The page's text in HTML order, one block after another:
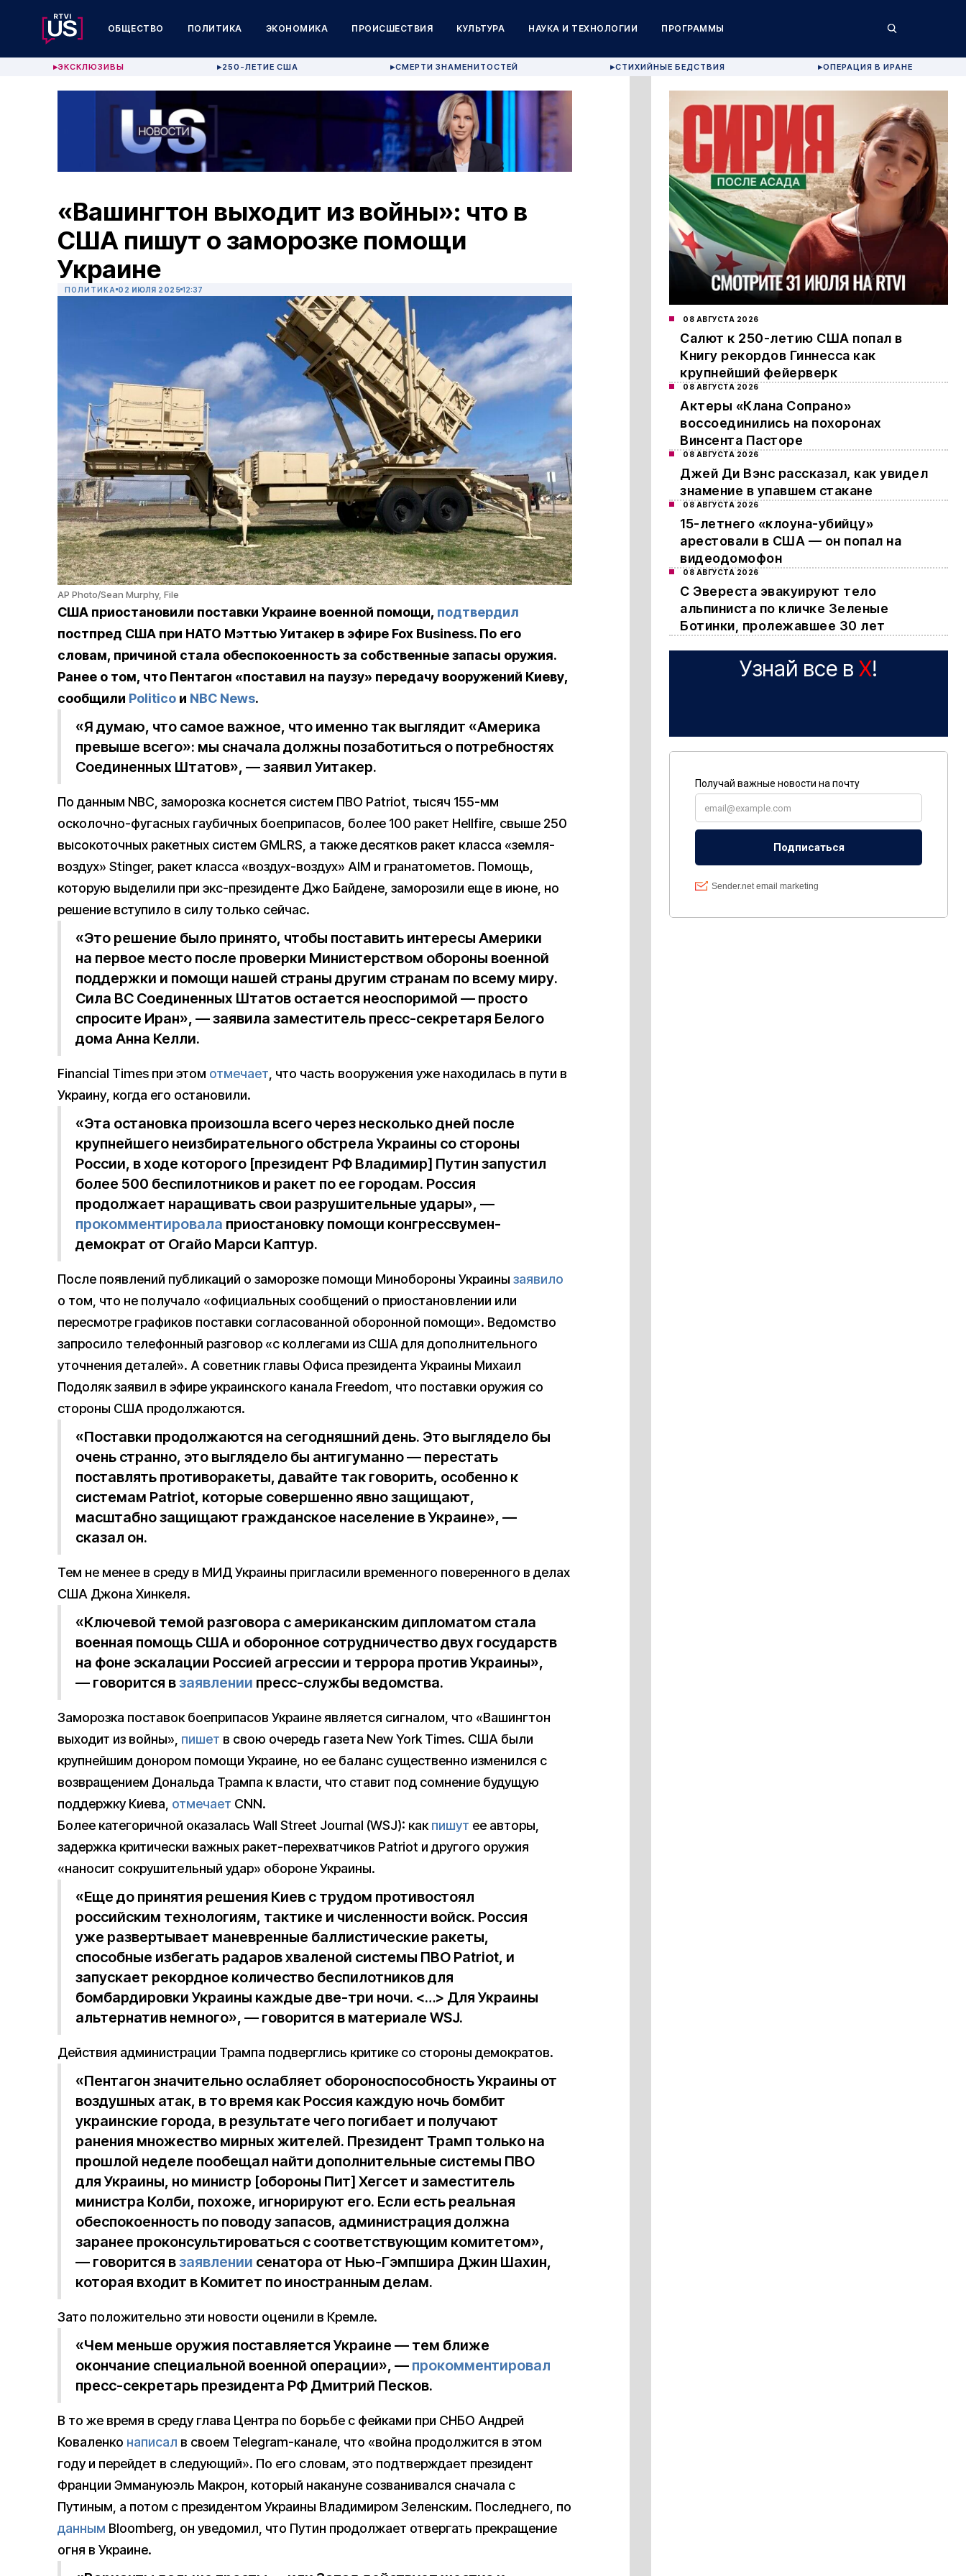
ОБЩЕСТВО ПОЛИТИКА ЭКОНОМИКА ПРОИСШЕСТВИЯ КУЛЬТУРА НАУКА И ТЕХНОЛОГИИ ПРОГРАММЫ
▶ЭКСКЛЮЗИВЫ ▶250-ЛЕТИЕ США ▶СМЕРТИ ЗНАМЕНИТОСТЕЙ ▶СТИХИЙНЫЕ БЕДСТВИЯ ▶ОПЕРАЦИЯ В ИРАНЕ
«Вашингтон выходит из войны»: что в
США пишут о заморозке помощи
Украине
ПОЛИТИКА 02 ИЮЛЯ 2025 12:37
AP Photo/Sean Murphy, File
США приостановили поставки Украине военной помощи, подтвердил
постпред США при НАТО Мэттью Уитакер в эфире Fox Business. По его
словам, причиной стала обеспокоенность за собственные запасы оружия.
Ранее о том, что Пентагон «поставил на паузу» передачу вооружений Киеву,
сообщили Politico и NBC News.
«Я думаю, что самое важное, что именно так выглядит «Америка
превыше всего»: мы сначала должны позаботиться о потребностях
Соединенных Штатов», — заявил Уитакер.
По данным NBC, заморозка коснется систем ПВО Patriot, тысяч 155-мм
осколочно-фугасных гаубичных боеприпасов, более 100 ракет Hellfire, свыше 250
высокоточных ракетных систем GMLRS, а также десятков ракет класса «земля-
воздух» Stinger, ракет класса «воздух-воздух» AIM и гранатометов. Помощь,
которую выделили при экс-президенте Джо Байдене, заморозили еще в июне, но
решение вступило в силу только сейчас.
«Это решение было принято, чтобы поставить интересы Америки
на первое место после проверки Министерством обороны военной
поддержки и помощи нашей страны другим странам по всему миру.
Сила ВС Соединенных Штатов остается неоспоримой — просто
спросите Иран», — заявила заместитель пресс-секретаря Белого
дома Анна Келли.
Financial Times при этом отмечает, что часть вооружения уже находилась в пути в
Украину, когда его остановили.
«Эта остановка произошла всего через несколько дней после
крупнейшего неизбирательного обстрела Украины со стороны
России, в ходе которого [президент РФ Владимир] Путин запустил
более 500 беспилотников и ракет по ее городам. Россия
продолжает наращивать свои разрушительные удары», —
прокомментировала приостановку помощи конгрессвумен-
демократ от Огайо Марси Каптур.
После появлений публикаций о заморозке помощи Минобороны Украины заявило
о том, что не получало «официальных сообщений о приостановлении или
пересмотре графиков поставки согласованной оборонной помощи». Ведомство
запросило телефонный разговор «с коллегами из США для дополнительного
уточнения деталей». А советник главы Офиса президента Украины Михаил
Подоляк заявил в эфире украинского канала Freedom, что поставки оружия со
стороны США продолжаются.
«Поставки продолжаются на сегодняшний день. Это выглядело бы
очень странно, это выглядело бы антигуманно — перестать
поставлять противоракеты, давайте так говорить, особенно к
системам Patriot, которые совершенно явно защищают,
масштабно защищают гражданское население в Украине», —
сказал он.
Тем не менее в среду в МИД Украины пригласили временного поверенного в делах
США Джона Хинкеля.
«Ключевой темой разговора с американским дипломатом стала
военная помощь США и оборонное сотрудничество двух государств
на фоне эскалации Россией агрессии и террора против Украины»,
— говорится взаявлении пресс-службы ведомства.
Заморозка поставок боеприпасов Украине является сигналом, что «Вашингтон
выходит из войны», пишет в свою очередь газета New York Times. США были
крупнейшим донором помощи Украине, но ее баланс существенно изменился с
возвращением Дональда Трампа к власти, что ставит под сомнение будущую
поддержку Киева, отмечает CNN.
Более категоричной оказалась Wall Street Journal (WSJ): какпишут ее авторы,
задержка критически важных ракет-перехватчиков Patriot и другого оружия
«наносит сокрушительный удар» обороне Украины.
«Еще до принятия решения Киев с трудом противостоял
российским технологиям, тактике и численности войск. Россия
уже развертывает маневренные баллистические ракеты,
способные избегать радаров хваленой системы ПВО Patriot, и
запускает рекордное количество беспилотников для
бомбардировки Украины каждые две-три ночи. <…> Для Украины
альтернатив немного», — говорится в материале WSJ.
Действия администрации Трампа подверглись критике со стороны демократов.
«Пентагон значительно ослабляет обороноспособность Украины от
воздушных атак, в то время как Россия каждую ночь бомбит
украинские города, в результате чего погибает и получают
ранения множество мирных жителей. Президент Трамп только на
прошлой неделе пообещал найти дополнительные системы ПВО
для Украины, но министр [обороны Пит] Хегсет и заместитель
министра Колби, похоже, игнорируют его. Если есть реальная
обеспокоенность по поводу запасов, администрация должна
заранее проконсультироваться с соответствующим комитетом»,
— говорится взаявлении сенатора от Нью-Гэмпшира Джин Шахин,
которая входит в Комитет по иностранным делам.
Зато положительно эти новости оценили в Кремле.
«Чем меньше оружия поставляется Украине — тем ближе
окончание специальной военной операции», — прокомментировал
пресс-секретарь президента РФ Дмитрий Песков.
В то же время в среду глава Центра по борьбе с фейками при СНБО Андрей
Коваленко написал в своем Telegram-канале, что «война продолжится в этом
году и перейдет в следующий». По его словам, это подтверждает президент
Франции Эммануюэль Макрон, который накануне созванивался сначала с
Путиным, а потом с президентом Украины Владимиром Зеленским. Последнего, по
данным Bloomberg, он уведомил, что Путин продолжает отвергать прекращение
огня в Украине.
08 АВГУСТА 2026
Салют к 250-летию США попал в
Книгу рекордов Гиннесса как
крупнейший фейерверк
08 АВГУСТА 2026
Актеры «Клана Сопрано»
воссоединились на похоронах
Винсента Пасторе
08 АВГУСТА 2026
Джей Ди Вэнс рассказал, как увидел
знамение в упавшем стакане
08 АВГУСТА 2026
15-летнего «клоуна-убийцу»
арестовали в США — он попал на
видеодомофон
08 АВГУСТА 2026
С Эвереста эвакуируют тело
альпиниста по кличке Зеленые
Ботинки, пролежавшее 30 лет
Узнай все в X!